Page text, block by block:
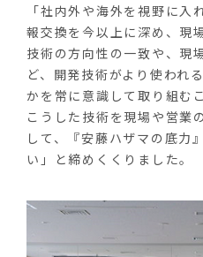
「社内外や海外を視野に入
報交換を今以上に深め、現
技術の方向性の一致や、現
ど、開発技術がより使われ
かを常に意識して取り組む
こうした技術を現場や営業
して、『安藤ハザマの底力
い」と締めくくりました。